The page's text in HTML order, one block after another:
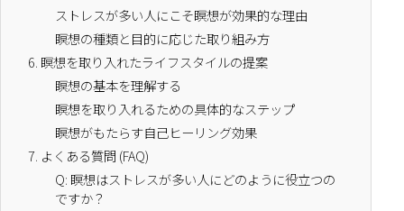
ストレスが多い人にこそ瞑想が効果的な理由
瞑想の種類と目的に応じた取り組み方
6. 瞑想を取り入れたライフスタイルの提案
瞑想の基本を理解する
瞑想を取り入れるための具体的なステップ
瞑想がもたらす自己ヒーリング効果
7. よくある質問 (FAQ)
Q: 瞑想はストレスが多い人にどのように役立つの
ですか？